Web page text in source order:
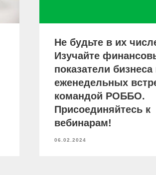
Не будьте в их
Изучайте
показатели бизнеса
еженедельных
командой РОББО.
Присоединяйтесь к
вебинарам!
06.02.2024